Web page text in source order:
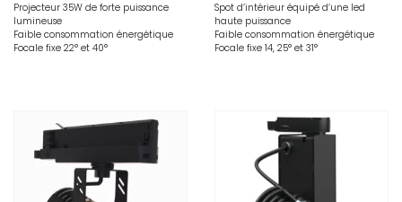
Projecteur 35W de forte puissance
lumineuse
Faible consommation énergétique
Focale fixe 22° et 40°
Spot d’intérieur équipé d’une led
haute puissance
Faible consommation énergétique
Focale fixe 14, 25° et 31°